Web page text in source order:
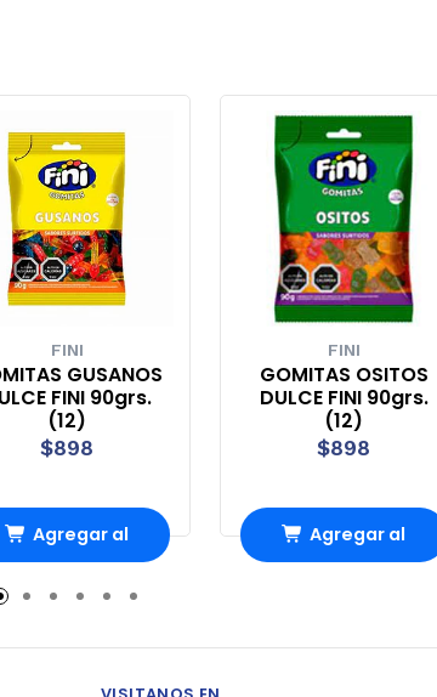
FINI
GUSANOS
FINI 90grs.
(12)
$898
Agregar al
carrito
FINI
GOMITAS OSITOS
DULCE FINI 90grs.
(12)
$898
Agregar al